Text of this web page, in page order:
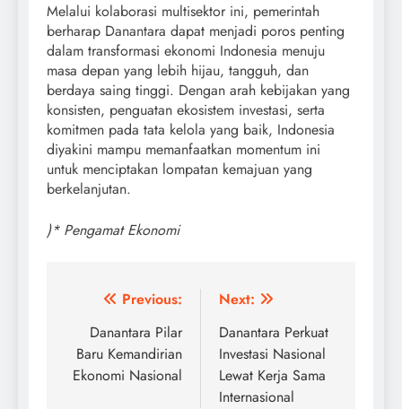
Melalui kolaborasi multisektor ini, pemerintah
berharap Danantara dapat menjadi poros penting
dalam transformasi ekonomi Indonesia menuju
masa depan yang lebih hijau, tangguh, dan
berdaya saing tinggi. Dengan arah kebijakan yang
konsisten, penguatan ekosistem investasi, serta
komitmen pada tata kelola yang baik, Indonesia
diyakini mampu memanfaatkan momentum ini
untuk menciptakan lompatan kemajuan yang
berkelanjutan.
)* Pengamat Ekonomi
Post
navigation
Previous:
Danantara Pilar
Baru Kemandirian
Ekonomi Nasional
Next:
Danantara Perkuat
Investasi Nasional
Lewat Kerja Sama
Internasional